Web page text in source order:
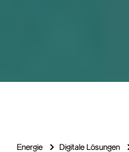
Energie Digitale Lösungen